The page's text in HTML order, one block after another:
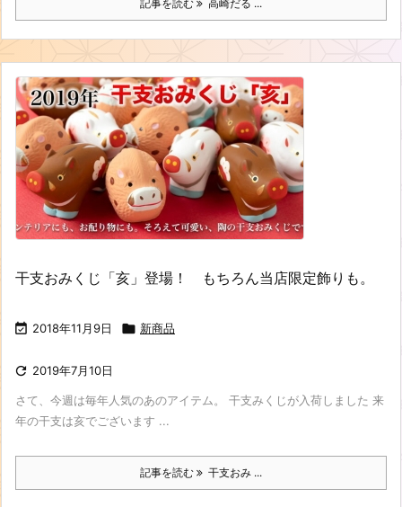
記事を読む 高崎だる ...
干支おみくじ「亥」登場！ もちろん当店限定飾りも。
 2018年11月9日  新商品
 2019年7月10日
さて、今週は毎年人気のあのアイテム。 干支みくじが入荷しました 来
年の干支は亥でございます ...
記事を読む 干支おみ ...